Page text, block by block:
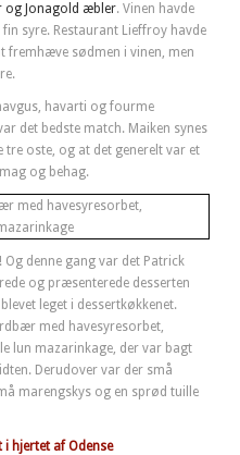
og Jonagold æbler. Vinen havde
syre. Restaurant Lieffroy havde
fremhæve sødmen i vinen, men
havarti og fourme
det bedste match. Maiken synes
oste, og at det generelt var et
og behag.
denne gang var det Patrick
og præsenterede desserten
leget i dessertkøkkenet.
med havesyresorbet,
lun mazarinkage, der var bagt
Derudover var der små
marengskys og en sprød tuille
hjertet af Odense